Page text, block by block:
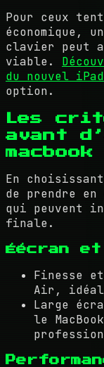
Pour ceux
économique,
clavier peut
viable.
du nouvel
option.
Les
avant
macbook
En
de prendre
qui peuvent
finale.
Éécran
Finesse
Air, idéal
Large
le